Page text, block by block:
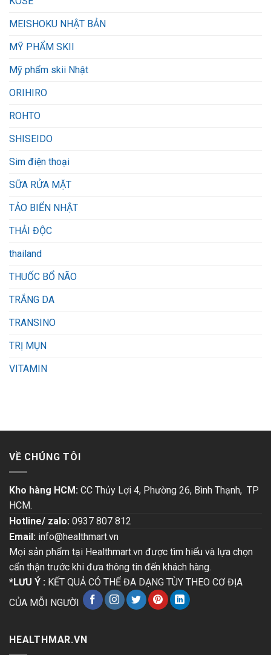
MEISHOKU NHẬT BẢN
MỸ PHẨM SKII
Mỹ phẩm skii Nhật
ORIHIRO
ROHTO
SHISEIDO
Sim điện thoại
SỮA RỬA MẶT
TẢO BIỂN NHẬT
THẢI ĐỘC
thailand
THUỐC BỔ NÃO
TRẮNG DA
TRANSINO
TRỊ MỤN
VITAMIN
VỀ CHÚNG TÔI
Kho hàng HCM: CC Thủy Lợi 4, Phường 26, Bình Thạnh, TP
HCM.
Hotline/ zalo: 0937 807 812
Email: info@healthmart.vn
Mọi sản phẩm tại Healthmart.vn được tìm hiểu và lựa chọn
cẩn thận trước khi đưa thông tin đến khách hàng.
*LƯU Ý : KẾT QUẢ CÓ THỂ ĐA DẠNG TÙY THEO CƠ ĐỊA
CỦA MỖI NGƯỜI
HEALTHMAR.VN